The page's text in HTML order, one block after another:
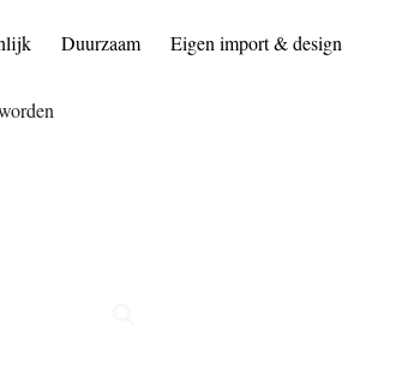
Duurzaam Eigen import & design